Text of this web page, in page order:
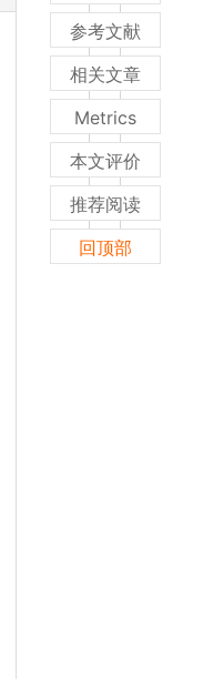
参考文献
相关文章
Metrics
本文评价
推荐阅读
回顶部